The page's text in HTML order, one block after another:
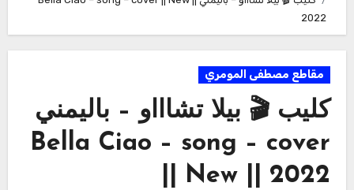
2022
مقاطع مصطفى المومري
كليب 🎬 بيلا تشاااو – باليمني
Bella Ciao – song – cover
|| New || 2022